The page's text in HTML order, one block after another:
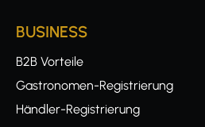
BUSINESS
B2B Vorteile
Gastronomen-Registrierung
Händler-Registrierung